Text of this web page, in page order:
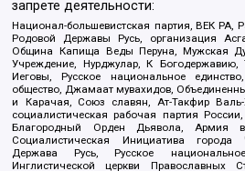
запрете деятельности:
Национал-большевистская партия, ВЕК РА,
Родовой Державы Русь, организация
Община Капища Веды Перуна, Мужская
Учреждение, Нурджулар, К
Иеговы, Русское национальное
общество, Джамаат мувахидов,
и Карачая, Союз славян, Ат-Такфир
социалистическая рабочая партия
Благородный Орден Дьявола, Армия
Социалистическая Инициатива города
Держава Русь, Русское
Инглистической церкви Православных